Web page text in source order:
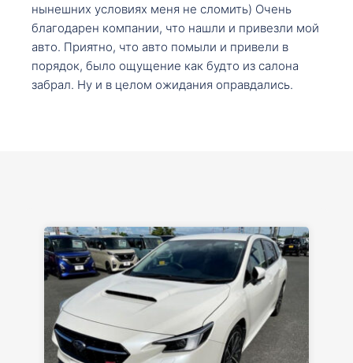
нынешних условиях меня не сломить) Очень
благодарен компании, что нашли и привезли мой
авто. Приятно, что авто помыли и привели в
порядок, было ощущение как будто из салона
забрал. Ну и в целом ожидания оправдались.